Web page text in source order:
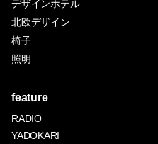
デザインホテル
北欧デザイン
椅子
照明
feature
RADIO
YADOKARI